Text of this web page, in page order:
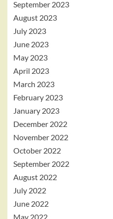
September 2023
August 2023
July 2023
June 2023
May 2023
April 2023
March 2023
February 2023
January 2023
December 2022
November 2022
October 2022
September 2022
August 2022
July 2022
June 2022
May 2022